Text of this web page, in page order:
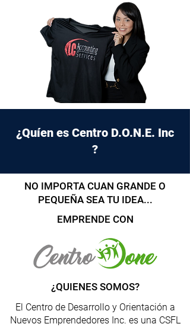
¿Quíen es Centro D.O.N.E. Inc
?
NO IMPORTA CUAN GRANDE O
PEQUEÑA SEA TU IDEA...
EMPRENDE CON
¿QUIENES SOMOS?
El Centro de Desarrollo y Orientación a
Nuevos Emprendedores Inc. es una CSFL